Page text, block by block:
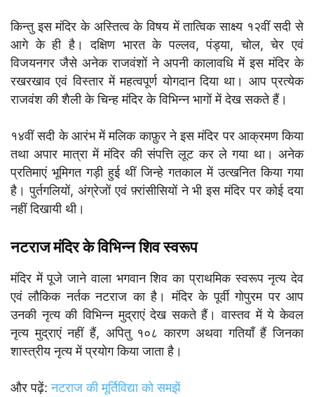
किन्तु इस मंदिर के अस्तित्व के विषय में तात्विक साक्ष्य १२वीं सदी से
आगे के ही है। दक्षिण भारत के पल्लव, पंड्या, चोल, चेर एवं
विजयनगर जैसे अनेक राजवंशों ने अपनी कालावधि में इस मंदिर के
रखरखाव एवं विस्तार में महत्वपूर्ण योगदान दिया था। आप प्रत्येक
राजवंश की शैली के चिन्ह मंदिर के विभिन्न भागों में देख सकते हैं।
१४वीं सदी के आरंभ में मलिक काफ़ुर ने इस मंदिर पर आक्रमण किया
तथा अपार मात्रा में मंदिर की संपत्ति लूट कर ले गया था। अनेक
प्रतिमाएं भूमिगत गड़ी हुई थीं जिन्हे गतकाल में उत्खनित किया गया
है। पुर्तगलियों, अंग्रेजों एवं फ़्रांसीसियों ने भी इस मंदिर पर कोई दया
नहीं दिखायी थी।
नटराज मंदिर के विभिन्न शिव स्वरूप
मंदिर में पूजे जाने वाला भगवान शिव का प्राथमिक स्वरूप नृत्य देव
एवं लौकिक नर्तक नटराज का है। मंदिर के पूर्वी गोपुरम पर आप
उनकी नृत्य की विभिन्न मुद्राएं देख सकते हैं। वास्तव में ये केवल
नृत्य मुद्राएं नहीं हैं, अपितु १०८ कारण अथवा गतियाँ हैं जिनका
शास्त्रीय नृत्य में प्रयोग किया जाता है।
और पढ़ें:नटराज की मूर्तिविद्या को समझें